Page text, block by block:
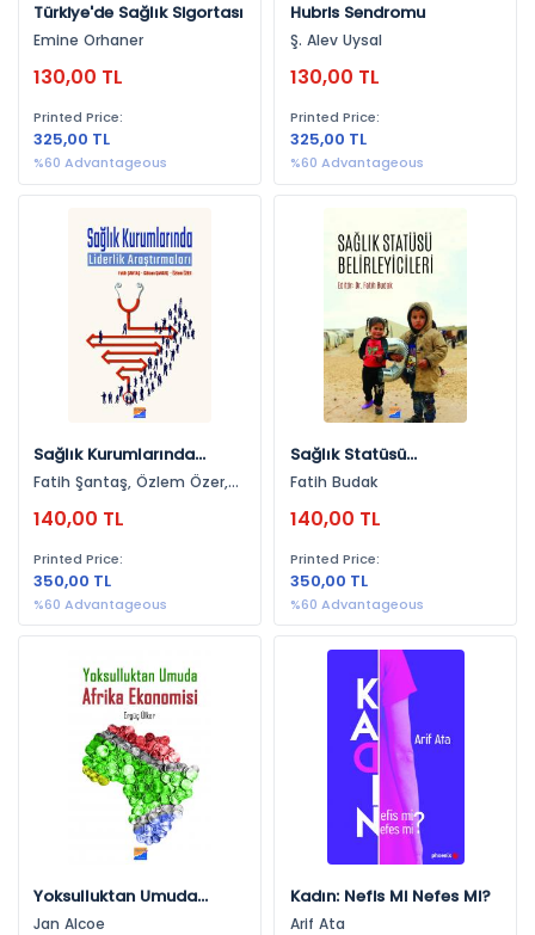
Siyasal Kitabevi (6)
Pegem Akademi Yayıncılık (3)
Phoenix Yayınevi (2)
Yeni İnsan Yayınevi (1)
2020 (13)
2023 (11)
2021 (10)
2024 (8)
2019 (3)
2016 (1)
2011 (1)
2015 (1)
2025 (1)
Türkiye'de Sağlık Sigortası
Emine Orhaner
130,00 TL
Printed Price:
325,00 TL
%60 Advantageous
Hubris Sendromu
Ş. Alev Uysal
130,00 TL
Printed Price:
325,00 TL
%60 Advantageous
Sağlık Kurumlarında
Liderlik Araştırmaları
Fatih Şantaş, Özlem Özer,
140,00 TL
Printed Price:
350,00 TL
%60 Advantageous
Sağlık Statüsü
Belirleyicileri
Fatih Budak
140,00 TL
Printed Price:
350,00 TL
%60 Advantageous
Yoksulluktan Umuda
Afrika Ekonomisi
Jan Alcoe
Kadın: Nefis Mi Nefes Mi?
Arif Ata